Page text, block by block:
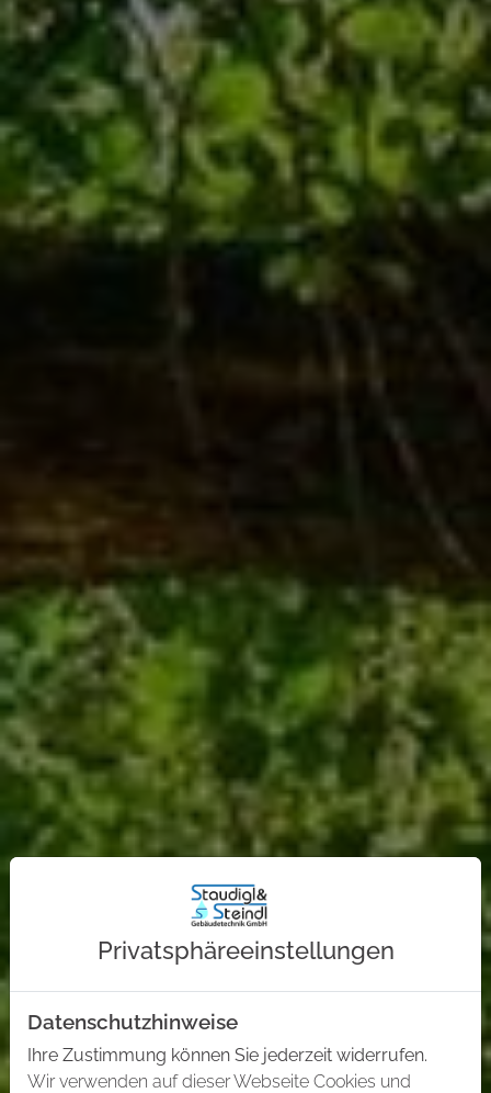
Bad
Bäder zum Wohlfühlen
Privatsphäre­einstellungen
Datenschutzhinweise
Ihre Zustimmung können Sie jederzeit widerrufen.
Wir verwenden auf dieser Webseite Cookies und